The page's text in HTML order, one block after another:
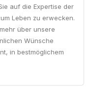
auf die Expertise der
Leben zu erwecken.
über unsere
Wünsche
in bestmöglichem